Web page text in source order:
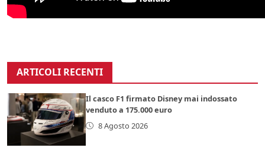
ARTICOLI RECENTI
Il casco F1 firmato Disney mai indossato
venduto a 175.000 euro
8 Agosto 2026